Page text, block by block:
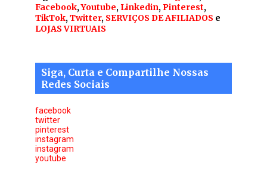
Facebook,Youtube, Linkedin,Pinterest,
TikTok,Twitter, SERVIÇOS DE AFILIADOS e
LOJAS VIRTUAIS
Siga, Curta e Compartilhe Nossas
Redes Sociais
facebook
twitter
pinterest
instagram
instagram
youtube